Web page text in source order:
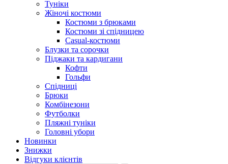
Туніки
Жіночі костюми
Костюми з брюками
Костюми зі спідницею
Casual-костюми
Блузки та сорочки
Піджаки та кардигани
Кофти
Гольфи
Спідниці
Брюки
Комбінезони
Футболки
Пляжні туніки
Головні убори
Новинки
Знижки
Відгуки клієнтів